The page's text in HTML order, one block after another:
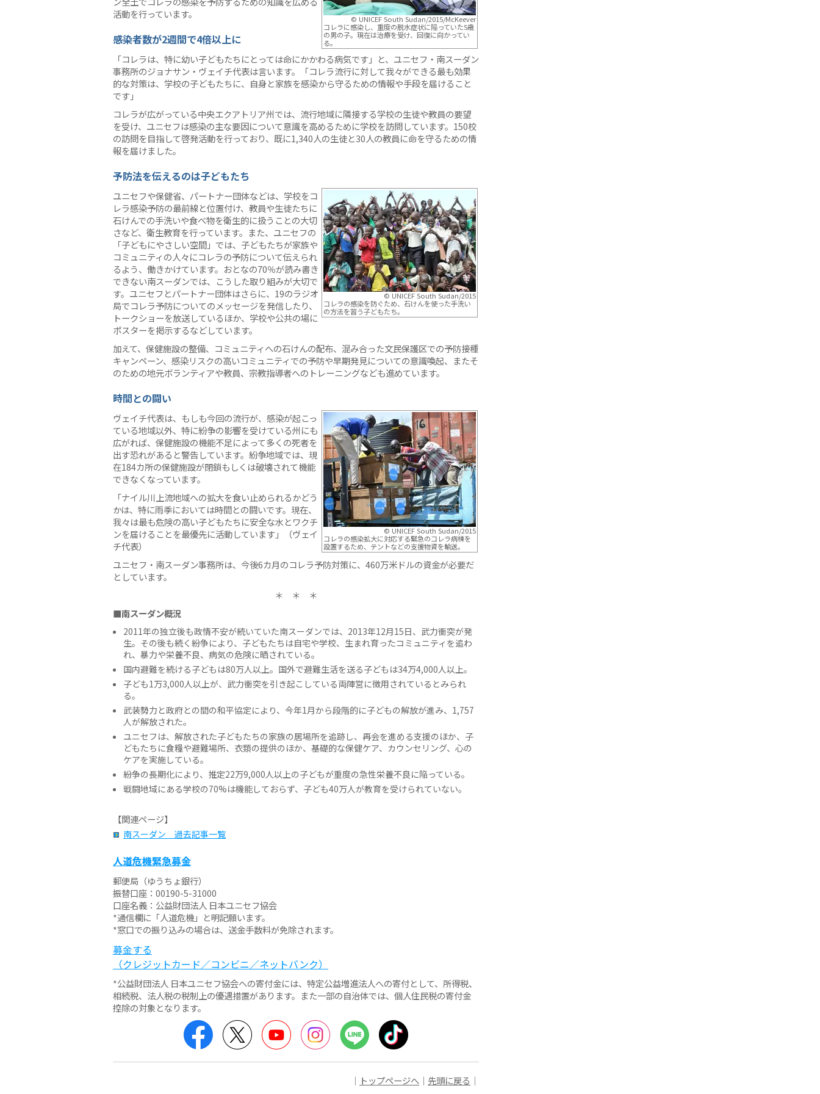
© UNICEF South Sudan/2015/McKeever
コレラに感染し、重度の脱水症状に陥っていた5歳
の男の子。現在は治療を受け、回復に向かってい
る。
活動を行っています。
感染者数が2週間で4倍以上に
「コレラは、特に幼い子どもたちにとっては命にかかわる病気です」と、ユニセフ・南スーダン
事務所のジョナサン・ヴェイチ代表は言います。「コレラ流行に対して我々ができる最も効果
的な対策は、学校の子どもたちに、自身と家族を感染から守るための情報や手段を届けること
です」
コレラが広がっている中央エクアトリア州では、流行地域に隣接する学校の生徒や教員の要望
を受け、ユニセフは感染の主な要因について意識を高めるために学校を訪問しています。150校
の訪問を目指して啓発活動を行っており、既に1,340人の生徒と30人の教員に命を守るための情
報を届けました。
予防法を伝えるのは子どもたち
© UNICEF South Sudan/2015
コレラの感染を防ぐため、石けんを使った手洗い
の方法を習う子どもたち。
ユニセフや保健省、パートナー団体などは、学校をコ
レラ感染予防の最前線と位置付け、教員や生徒たちに
石けんでの手洗いや食べ物を衛生的に扱うことの大切
さなど、衛生教育を行っています。また、ユニセフの
「子どもにやさしい空間」では、子どもたちが家族や
コミュニティの人々にコレラの予防について伝えられ
るよう、働きかけています。おとなの70％が読み書き
できない南スーダンでは、こうした取り組みが大切で
す。ユニセフとパートナー団体はさらに、19のラジオ
局でコレラ予防についてのメッセージを発信したり、
トークショーを放送しているほか、学校や公共の場に
ポスターを掲示するなどしています。
加えて、保健施設の整備、コミュニティへの石けんの配布、混み合った文民保護区での予防接種
キャンペーン、感染リスクの高いコミュニティでの予防や早期発見についての意識喚起、またそ
のための地元ボランティアや教員、宗教指導者へのトレーニングなども進めています。
時間との闘い
© UNICEF South Sudan/2015
コレラの感染拡大に対応する緊急のコレラ病棟を
設置するため、テントなどの支援物資を輸送。
ヴェイチ代表は、もしも今回の流行が、感染が起こっ
ている地域以外、特に紛争の影響を受けている州にも
広がれば、保健施設の機能不足によって多くの死者を
出す恐れがあると警告しています。紛争地域では、現
在184カ所の保健施設が閉鎖もしくは破壊されて機能
できなくなっています。
「ナイル川上流地域への拡大を食い止められるかどう
かは、特に雨季においては時間との闘いです。現在、
我々は最も危険の高い子どもたちに安全な水とワクチ
ンを届けることを最優先に活動しています」（ヴェイ
チ代表）
ユニセフ・南スーダン事務所は、今後6カ月のコレラ予防対策に、460万米ドルの資金が必要だ
としています。
＊ ＊ ＊
■南スーダン概況
2011年の独立後も政情不安が続いていた南スーダンでは、2013年12月15日、武力衝突が発
生。その後も続く紛争により、子どもたちは自宅や学校、生まれ育ったコミュニティを追わ
れ、暴力や栄養不良、病気の危険に晒されている。
国内避難を続ける子どもは80万人以上。国外で避難生活を送る子どもは34万4,000人以上。
子ども1万3,000人以上が、武力衝突を引き起こしている両陣営に徴用されているとみられ
る。
武装勢力と政府との間の和平協定により、今年1月から段階的に子どもの解放が進み、1,757
人が解放された。
ユニセフは、解放された子どもたちの家族の居場所を追跡し、再会を進める支援のほか、子
どもたちに食糧や避難場所、衣類の提供のほか、基礎的な保健ケア、カウンセリング、心の
ケアを実施している。
紛争の長期化により、推定22万9,000人以上の子どもが重度の急性栄養不良に陥っている。
戦闘地域にある学校の70%は機能しておらず、子ども40万人が教育を受けられていない。
【関連ページ】
南スーダン 過去記事一覧
人道危機緊急募金
郵便局（ゆうちょ銀行）
振替口座：00190-5-31000
口座名義：公益財団法人 日本ユニセフ協会
*通信欄に「人道危機」と明記願います。
*窓口での振り込みの場合は、送金手数料が免除されます。
募金する
（クレジットカード／コンビニ／ネットバンク）
*公益財団法人 日本ユニセフ協会への寄付金には、特定公益増進法人への寄付として、所得税、
相続税、法人税の税制上の優遇措置があります。また一部の自治体では、個人住民税の寄付金
控除の対象となります。
Facebook Twitter YouTube Instagram LINE
｜ トップページへ ｜ 先頭に戻る ｜